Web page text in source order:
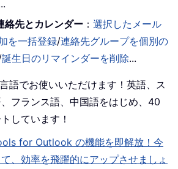
絡先とカレンダー ：選択したメール
を一括登録/連絡先グループを個別の
誕生日のリマインダーを削除...
語でお使いいただけます！英語、ス
フランス語、中国語をはじめ、40
しています！
for Outlook の機能を即解放！今
、効率を飛躍的にアップさせましょ